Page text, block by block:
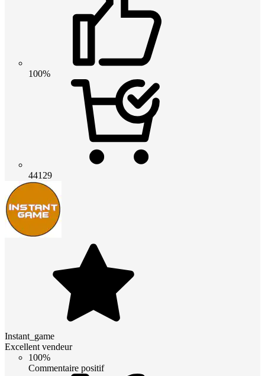
100%
44129
Instant_game
Excellent vendeur
100%
Commentaire positif